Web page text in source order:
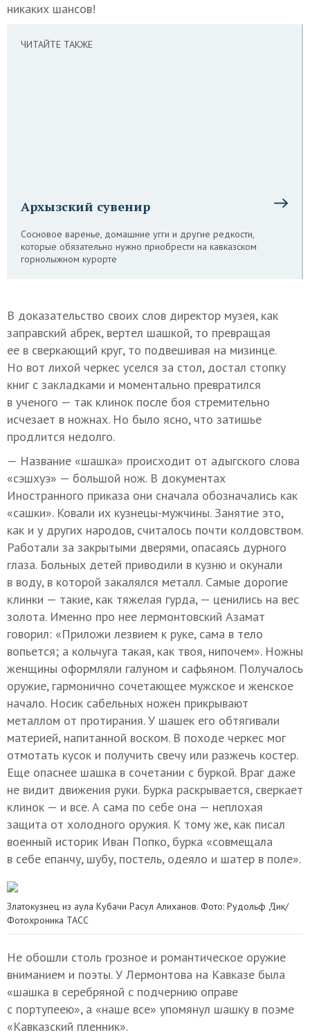
никаких шансов!
ЧИТАЙТЕ ТАКЖЕ
Архызский сувенир
Сосновое варенье, домашние угги и другие редкости,
которые обязательно нужно приобрести на кавказском
горнолыжном курорте
В доказательство своих слов директор музея, как
заправский абрек, вертел шашкой, то превращая
ее в сверкающий круг, то подвешивая на мизинце.
Но вот лихой черкес уселся за стол, достал стопку
книг с закладками и моментально превратился
в ученого — так клинок после боя стремительно
исчезает в ножнах. Но было ясно, что затишье
продлится недолго.
— Название «шашка» происходит от адыгского слова
«сэшхуэ» — большой нож. В документах
Иностранного приказа они сначала обозначались как
«сашки». Ковали их кузнецы-мужчины. Занятие это,
как и у других народов, считалось почти колдовством.
Работали за закрытыми дверями, опасаясь дурного
глаза. Больных детей приводили в кузню и окунали
в воду, в которой закалялся металл. Самые дорогие
клинки — такие, как тяжелая гурда, — ценились на вес
золота. Именно про нее лермонтовский Азамат
говорил: «Приложи лезвием к руке, сама в тело
вопьется; а кольчуга такая, как твоя, нипочем». Ножны
женщины оформляли галуном и сафьяном. Получалось
оружие, гармонично сочетающее мужское и женское
начало. Носик сабельных ножен прикрывают
металлом от протирания. У шашек его обтягивали
материей, напитанной воском. В походе черкес мог
отмотать кусок и получить свечу или разжечь костер.
Еще опаснее шашка в сочетании с буркой. Враг даже
не видит движения руки. Бурка раскрывается, сверкает
клинок — и все. А сама по себе она — неплохая
защита от холодного оружия. К тому же, как писал
военный историк Иван Попко, бурка «совмещала
в себе епанчу, шубу, постель, одеяло и шатер в поле».
Златокузнец из аула Кубачи Расул Алиханов. Фото: Рудольф Дик/
Фотохроника ТАСС
Не обошли столь грозное и романтическое оружие
вниманием и поэты. У Лермонтова на Кавказе была
«шашка в серебряной с подчернию оправе
с портупеею», а «наше все» упомянул шашку в поэме
«Кавказский пленник».